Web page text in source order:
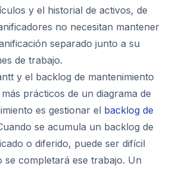
y el historial de activos, de
no necesitan mantener
separado junto a su
de trabajo.
y el backlog de mantenimiento
prácticos de un diagrama de
es gestionar el backlog de
se acumula un backlog de
o diferido, puede ser difícil
se completará ese trabajo. Un